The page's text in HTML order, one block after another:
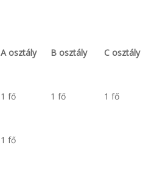
A osztály B osztály
C osztály
1 fő 1 fő
1 fő
1 fő